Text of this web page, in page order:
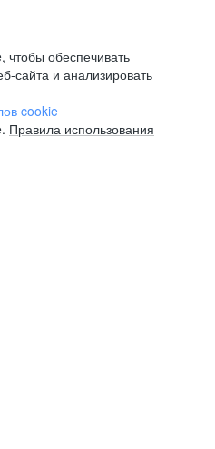
обеспечивать
сайта и анализировать
cookie
Правила использования